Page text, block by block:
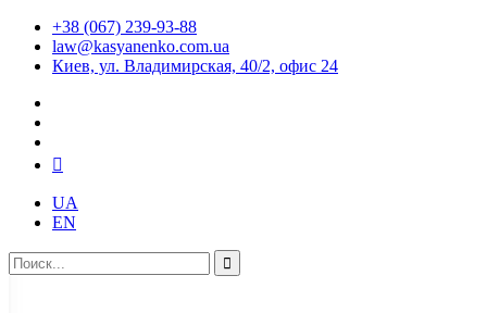
+38 (067) 239-93-88
law@kasyanenko.com.ua
Киев, ул. Владимирская, 40/2, офис 24
UA
EN